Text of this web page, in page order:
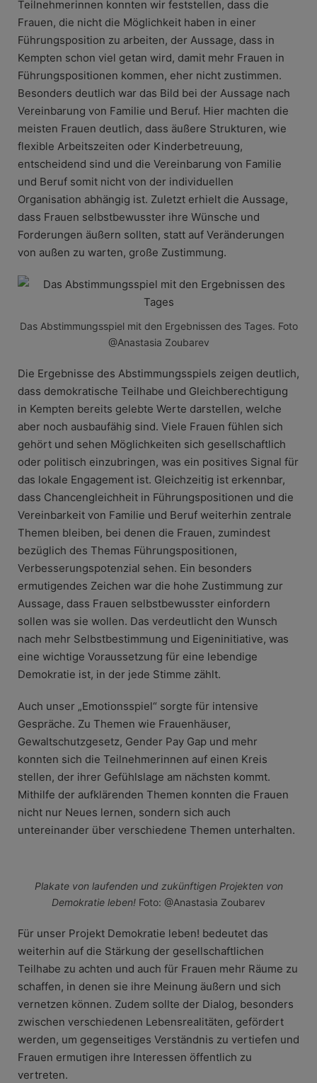
Teilnehmerinnen konnten wir feststellen, dass die
Frauen, die nicht die Möglichkeit haben in einer
Führungsposition zu arbeiten, der Aussage, dass in
Kempten schon viel getan wird, damit mehr Frauen in
Führungspositionen kommen, eher nicht zustimmen.
Besonders deutlich war das Bild bei der Aussage nach
Vereinbarung von Familie und Beruf. Hier machten die
meisten Frauen deutlich, dass äußere Strukturen, wie
flexible Arbeitszeiten oder Kinderbetreuung,
entscheidend sind und die Vereinbarung von Familie
und Beruf somit nicht von der individuellen
Organisation abhängig ist. Zuletzt erhielt die Aussage,
dass Frauen selbstbewusster ihre Wünsche und
Forderungen äußern sollten, statt auf Veränderungen
von außen zu warten, große Zustimmung.
Das Abstimmungsspiel mit den Ergebnissen des Tages. Foto
@Anastasia Zoubarev
Die Ergebnisse des Abstimmungsspiels zeigen deutlich,
dass demokratische Teilhabe und Gleichberechtigung
in Kempten bereits gelebte Werte darstellen, welche
aber noch ausbaufähig sind. Viele Frauen fühlen sich
gehört und sehen Möglichkeiten sich gesellschaftlich
oder politisch einzubringen, was ein positives Signal für
das lokale Engagement ist. Gleichzeitig ist erkennbar,
dass Chancengleichheit in Führungspositionen und die
Vereinbarkeit von Familie und Beruf weiterhin zentrale
Themen bleiben, bei denen die Frauen, zumindest
bezüglich des Themas Führungspositionen,
Verbesserungspotenzial sehen. Ein besonders
ermutigendes Zeichen war die hohe Zustimmung zur
Aussage, dass Frauen selbstbewusster einfordern
sollen was sie wollen. Das verdeutlicht den Wunsch
nach mehr Selbstbestimmung und Eigeninitiative, was
eine wichtige Voraussetzung für eine lebendige
Demokratie ist, in der jede Stimme zählt.
Auch unser „Emotionsspiel“ sorgte für intensive
Gespräche. Zu Themen wie Frauenhäuser,
Gewaltschutzgesetz, Gender Pay Gap und mehr
konnten sich die Teilnehmerinnen auf einen Kreis
stellen, der ihrer Gefühlslage am nächsten kommt.
Mithilfe der aufklärenden Themen konnten die Frauen
nicht nur Neues lernen, sondern sich auch
untereinander über verschiedene Themen unterhalten.
Plakate von laufenden und zukünftigen Projekten von
Demokratie leben! Foto: @Anastasia Zoubarev
Für unser Projekt Demokratie leben! bedeutet das
weiterhin auf die Stärkung der gesellschaftlichen
Teilhabe zu achten und auch für Frauen mehr Räume zu
schaffen, in denen sie ihre Meinung äußern und sich
vernetzen können. Zudem sollte der Dialog, besonders
zwischen verschiedenen Lebensrealitäten, gefördert
werden, um gegenseitiges Verständnis zu vertiefen und
Frauen ermutigen ihre Interessen öffentlich zu
vertreten.